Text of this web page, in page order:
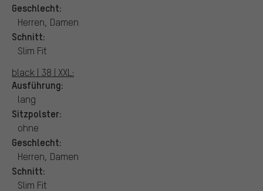
Geschlecht:
Herren, Damen
Schnitt:
Slim Fit
black | 38 | XXL:
Ausführung:
lang
Sitzpolster:
ohne
Geschlecht:
Herren, Damen
Schnitt:
Slim Fit